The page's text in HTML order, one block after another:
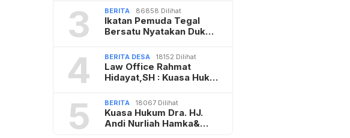
3 BERITA 86858 Dilihat
Ikatan Pemuda Tegal
Bersatu Nyatakan Duk…
4 BERITA DESA 18152 Dilihat
Law Office Rahmat
Hidayat,SH : Kuasa Huk…
5 BERITA 18067 Dilihat
Kuasa Hukum Dra. HJ.
Andi Nurliah Hamka&…